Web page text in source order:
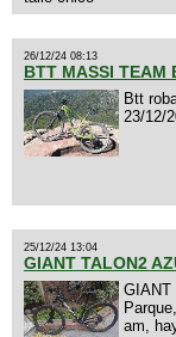
26/12/24 08:13
BTT MASSI TEAM
Btt
23/12/
25/12/24 13:04
GIANT TALON2
GIANT
am,